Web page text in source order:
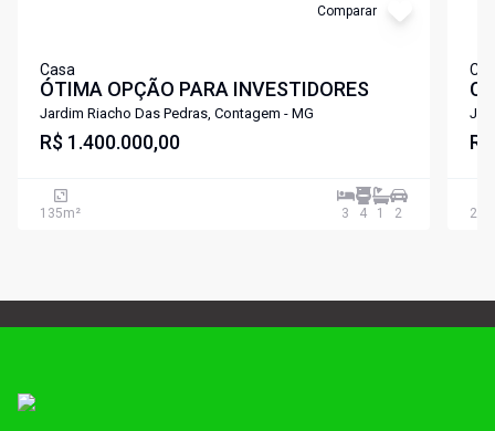
Comparar
Casa
ÓTIMA OPÇÃO PARA INVESTIDORES
Jardim Riacho Das Pedras, Contagem - MG
R$ 1.400.000,00
135m² 3 4 1 2 240